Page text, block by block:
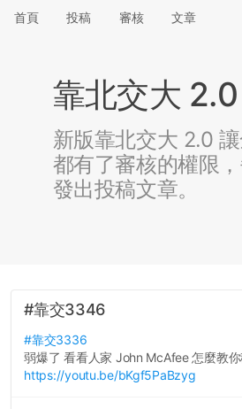
首頁 投稿 審核 文章
靠北交大 2.0
新版靠北交大 2.0
都有了審核的權限
發出投稿文章。
#靠交3346
#靠交3336
弱爆了 看看人家 John McAfee 怎麼教
https://youtu.be/bKgf5PaBzyg